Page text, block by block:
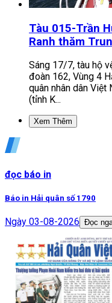
Tàu 015-Trần
Ranh thăm
Sáng 17/7, tàu hộ
đoàn 162, Vùng 4
quân nhân dân Việt
(tỉnh K...
Xem Thêm
đọc báo in
Báo in Hải quân số 1790
Ngày 03-08-2026 Đọc